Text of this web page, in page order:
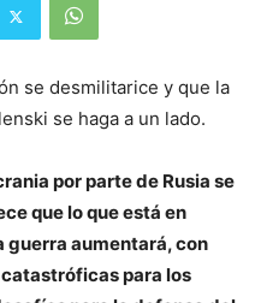
se desmilitarice y que la
se haga a un lado.
por parte de Rusia se
que lo que está en
guerra aumentará, con
para los